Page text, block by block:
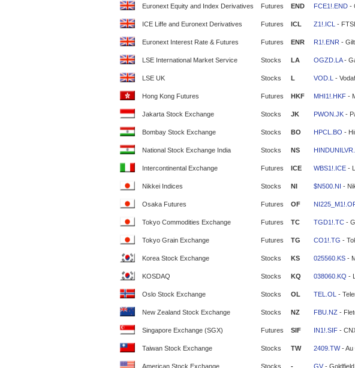
Euronext Equity and Index Derivatives Futures END FCE1!.END -
ICE Liffe and Euronext Derivatives Futures ICL Z1!.ICL -
Euronext Interest Rate & Futures Futures ENR R1!.ENR -
LSE International Market Service Stocks LA OGZD.LA-
LSE UK Stocks L VOD.L -
Hong Kong Futures Futures HKF MHI1!.HKF -
Jakarta Stock Exchange Stocks JK PWON.JK -
Bombay Stock Exchange Stocks BO HPCL.BO -
National Stock Exchange India Stocks NS
Intercontinental Exchange Futures ICE WBS1!.ICE -
Nikkei Indices Stocks NI $N500.NI -
Osaka Futures Futures OF
Tokyo Commodities Exchange Futures TC TGD1!.TC -
Tokyo Grain Exchange Futures TG CO1!.TG -
Korea Stock Exchange Stocks KS 025560.KS -
KOSDAQ Stocks KQ 038060.KQ -
Oslo Stock Exchange Stocks OL TEL.OL -
New Zealand Stock Exchange Stocks NZ FBU.NZ -
Singapore Exchange (SGX) Futures SIF IN1!.SIF -
Taiwan Stock Exchange Stocks TW 2409.TW- Au
American Stock Exchange Stocks - GV -